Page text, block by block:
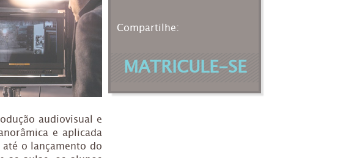
audiovisual e
e aplicada
o lançamento do
Compartilhe:
MATRICULE-SE